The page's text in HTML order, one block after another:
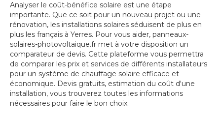
Analyser le coût-bénéfice solaire est une étape
importante. Que ce soit pour un nouveau projet ou une
rénovation, les installations solaires séduisent de plus en
plus les français à Yerres. Pour vous aider, panneaux-
solaires-photovoltaique.fr met à votre disposition un
comparateur de devis. Cette plateforme vous permettra
de comparer les prix et services de différents installateurs
pour un système de chauffage solaire efficace et
économique. Devis gratuits, estimation du coût d'une
installation, vous trouverez toutes les informations
nécessaires pour faire le bon choix.